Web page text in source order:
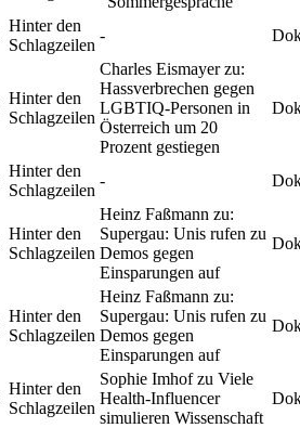
Hinter den
Schlagzeilen
-
Hinter den
Schlagzeilen
Charles Eismayer zu:
Hassverbrechen gegen
LGBTIQ-Personen in
Österreich um 20
Prozent gestiegen
Hinter den
Schlagzeilen
-
Hinter den
Schlagzeilen
Heinz Faßmann zu:
Supergau: Unis rufen zu
Demos gegen
Einsparungen auf
Hinter den
Schlagzeilen
Heinz Faßmann zu:
Supergau: Unis rufen zu
Demos gegen
Einsparungen auf
Hinter den
Schlagzeilen
Sophie Imhof zu Viele
Health-Influencer
simulieren Wissenschaft